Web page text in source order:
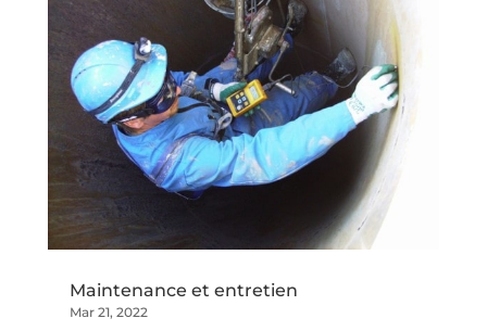
Maintenance et entretien
Mar 21, 2022